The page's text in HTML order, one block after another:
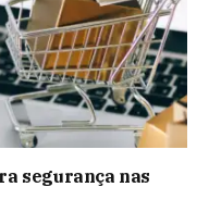
segurança nas